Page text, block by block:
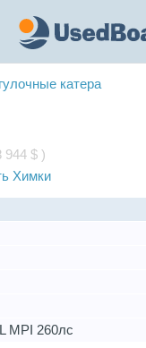
катера
944 $ )
Химки
MPI 260лс